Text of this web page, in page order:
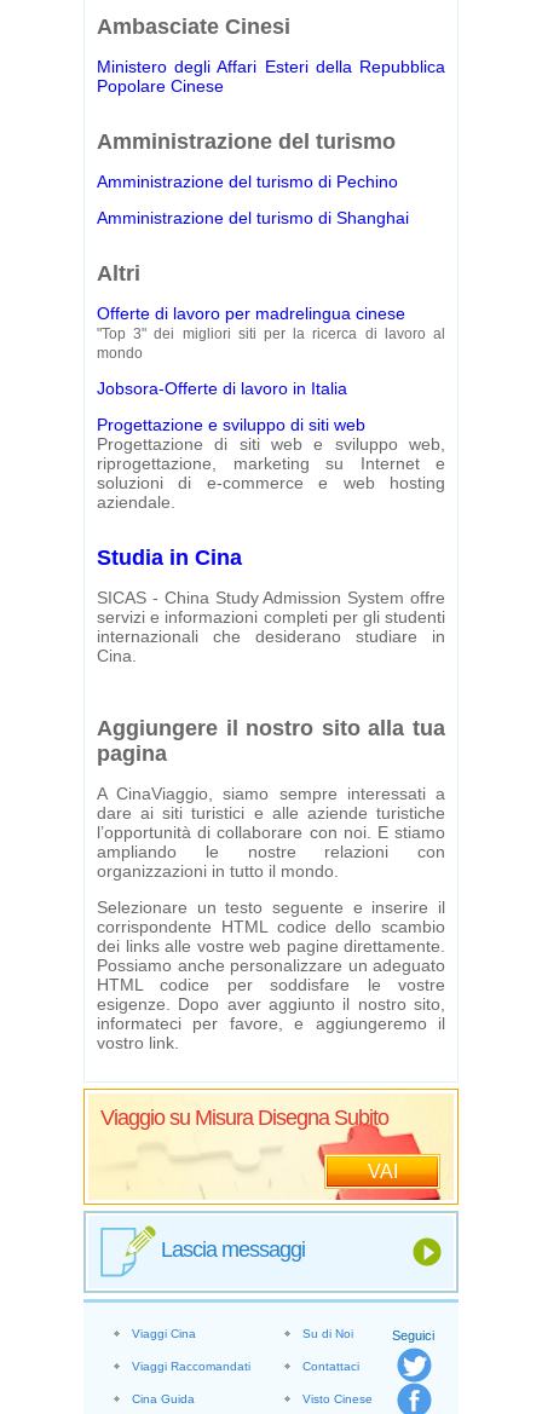
Ambasciate Cinesi
Ministero degli Affari Esteri della Repubblica
Popolare Cinese
Amministrazione del turismo
Amministrazione del turismo di Pechino
Amministrazione del turismo di Shanghai
Altri
Offerte di lavoro per madrelingua cinese
"Top 3" dei migliori siti per la ricerca di lavoro al
mondo
Jobsora-Offerte di lavoro in Italia
Progettazione e sviluppo di siti web
Progettazione di siti web e sviluppo web,
riprogettazione, marketing su Internet e
soluzioni di e-commerce e web hosting
aziendale.
Studia in Cina
SICAS - China Study Admission System offre
servizi e informazioni completi per gli studenti
internazionali che desiderano studiare in
Cina.
Aggiungere il nostro sito alla tua
pagina
A CinaViaggio, siamo sempre interessati a
dare ai siti turistici e alle aziende turistiche
l’opportunità di collaborare con noi. E stiamo
ampliando le nostre relazioni con
organizzazioni in tutto il mondo.
Selezionare un testo seguente e inserire il
corrispondente HTML codice dello scambio
dei links alle vostre web pagine direttamente.
Possiamo anche personalizzare un adeguato
HTML codice per soddisfare le vostre
esigenze. Dopo aver aggiunto il nostro sito,
informateci per favore, e aggiungeremo il
vostro link.
Viaggio su Misura Disegna Subito
VAI
Lascia messaggi
Seguici
Viaggi Cina
Viaggi Raccomandati
Cina Guida
Su di Noi
Contattaci
Visto Cinese